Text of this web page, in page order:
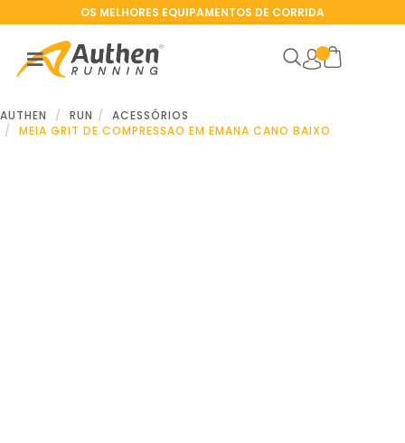
OS MELHORES EQUIPAMENTOS DE CORRIDA
AUTHEN RUN
ACESSÓRIOS
MEIA GRIT DE COMPRESSAO EM EMANA CANO BAIXO